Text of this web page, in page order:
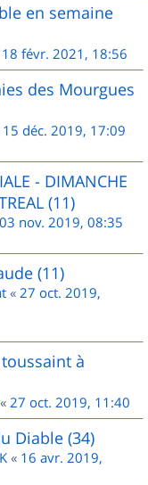
en semaine
18 févr. 2021, 18:56
des Mourgues
15 déc. 2019, 17:09
- DIMANCHE
(11)
03 nov. 2019, 08:35
(11)
« 27 oct. 2019,
à
« 27 oct. 2019, 11:40
Diable (34)
« 16 avr. 2019,